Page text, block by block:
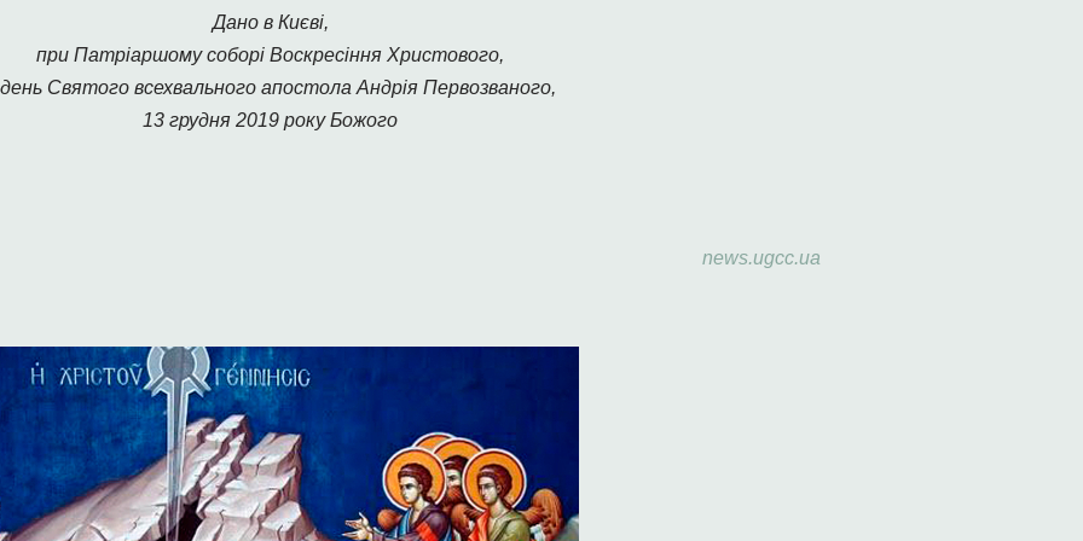
Дано в Києві,
при Патріаршому соборі Воскресіння Христового,
Святого всехвального апостола Андрія Первозваного,
13 грудня 2019 року Божого
news.ugcc.ua